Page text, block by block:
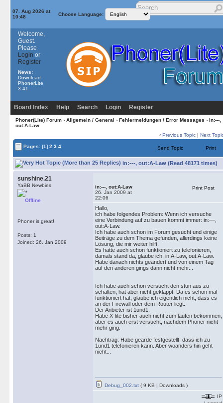
07. Aug 2026 at
10:48
Choose Language:
Welcome,
Guest.
Please
Login or
Register
News:
Download
PhonerLite
3.41
Board Index Help Search Login Register
Phoner(Lite) Forum› Allgemein / General › Fehlermeldungen / Error Messages › in:---,
out:A-Law
‹ Previous Topic | Next
Pages: [1] 2 3 4 Send Topic Print
in:---, out:A-Law (Read 48171 times)
sunshine.21
YaBB Newbies
Offline
Phoner is great!
Posts: 1
Joined: 26. Jan 2009
in:---, out:A-Law
26. Jan 2009 at
22:06
Print Post
Hallo,
ich habe folgendes Problem: Wenn ich versuche
eine Verbindung auf zu bauen kommt immer: in:---,
out:A-Law.
Ich habe auch schon im Forum gesucht und einige
Beiträge zu dem Thema gefunden, allerdings keine
Lösung, die mir weiter hilft.
Es hatte auch schon funktioniert zu telefonieren,
damals stand da, glaube ich, in:A-Law, out:A-Law.
Habe danach nichts geändert und von einem Tag
auf den anderen gings dann nicht mehr...
Ich habe auch schon versucht den stun aus zu
schalten, hat aber nicht geklappt. Da es schon mal
funktioniert hat, glaube ich eigentlich nicht, dass es
an der Firewall oder dem Router liegt.
Der Anbieter ist 1und1.
Habe X-lite bisher auch nicht zum laufen bekommen,
aber es auch erst versucht, nachdem Phoner nicht
mehr ging.
Nachtrag: Habe gearde festgestellt, dass ich zu
1und1 telefonieren kann. Aber woanders hin geht
nicht...
Debug_002.txt ( 9 KB | Downloads )
IP